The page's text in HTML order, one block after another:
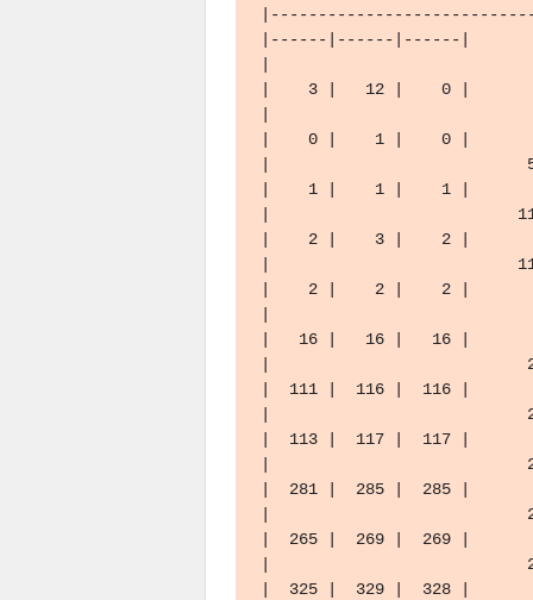
|------|------|------|
|    3 |   12 |    0 |
|    0 |    1 |    0 |
|
|    1 |    1 |    1 |
|
|    2 |    3 |    2 |
|
|    2 |    2 |    2 |
|   16 |   16 |   16 |
|
|  111 |  116 |  116 |
|
|  113 |  117 |  117 |
|
|  281 |  285 |  285 |
|
|  265 |  269 |  269 |
|
|  325 |  329 |  328 |